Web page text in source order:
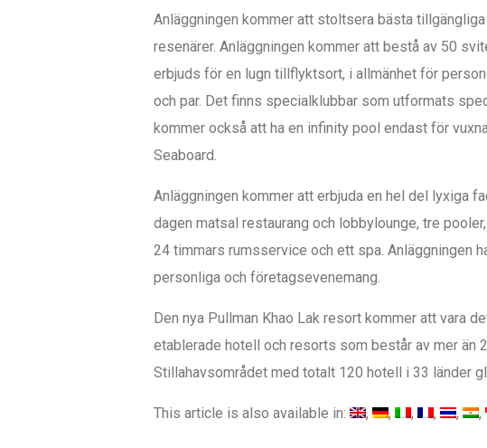
Anläggningen kommer att stoltsera bästa
resenärer. Anläggningen kommer att bestå av 50
erbjuds för en lugn tillflyktsort, i allmänhet för
och par. Det finns specialklubbar som utformats
kommer också att ha en infinity pool endast för
Seaboard.
Anläggningen kommer att erbjuda en hel del lyxiga
dagen matsal restaurang och lobbylounge, tre
24 timmars rumsservice och ett spa. Anläggningen
personliga och företagsevenemang.
Den nya Pullman Khao Lak resort kommer att vara
etablerade hotell och resorts som består av mer än
Stillahavsområdet med totalt 120 hotell i 33 länder
This article is also available in: